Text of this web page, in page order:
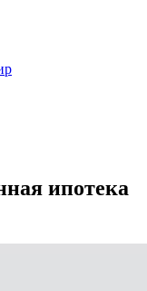
ипотека